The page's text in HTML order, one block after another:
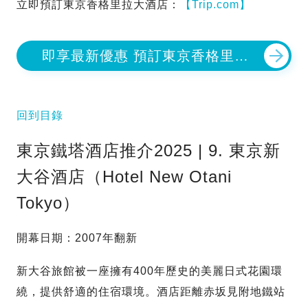
立即預訂東京香格里拉大酒店： 【Trip.com】
即享最新優惠 預訂東京香格里拉
大酒店
回到目錄
東京鐵塔酒店推介2025 | 9. 東京新
大谷酒店（Hotel New Otani
Tokyo）
開幕日期：2007年翻新
新大谷旅館被一座擁有400年歷史的美麗日式花園環
繞，提供舒適的住宿環境。酒店距離赤坂見附地鐵站